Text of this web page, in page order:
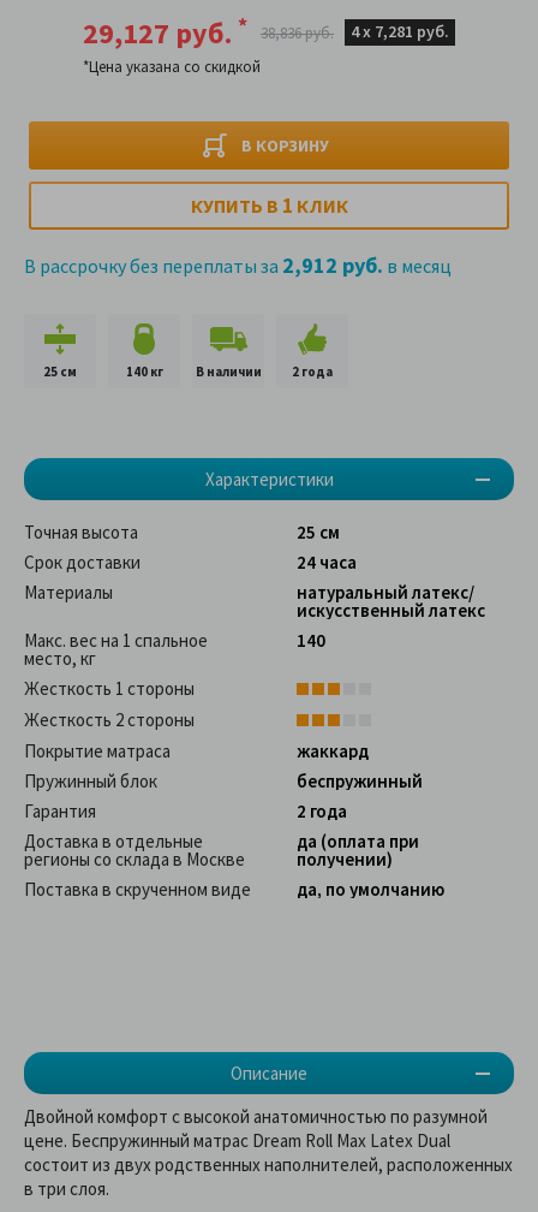
29,127 руб. *
*Цена указана со скидкой
38,836 руб. 4 х 7,281 руб.
В КОРЗИНУ
КУПИТЬ В 1 КЛИК
В рассрочку без переплаты за 2,912 руб. в месяц
25 см 140 кг В наличии 2 года
Характеристики
Описание
Точная высота
25 см
Срок доставки
24 часа
Материалы
натуральный латекс/
искусственный латекс
Макс. вес на 1 спальное
место, кг
140
Жесткость 1 стороны
Жесткость 2 стороны
Покрытие матраса
жаккард
Пружинный блок
беспружинный
Гарантия
2 года
Доставка в отдельные
регионы со склада в Москве
да (оплата при
получении)
Поставка в скрученном виде
да, по умолчанию
Двойной комфорт с высокой анатомичностью по разумной
цене. Беспружинный матрас Dream Roll Max Latex Dual
состоит из двух родственных наполнителей, расположенных
в три слоя.